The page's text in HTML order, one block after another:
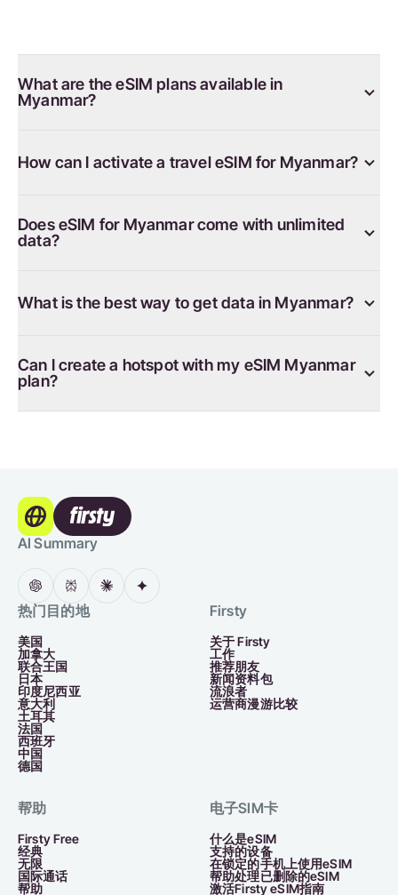
What are the eSIM plans available in
Myanmar?
How can I activate a travel eSIM for Myanmar?
Does eSIM for Myanmar come with unlimited
data?
What is the best way to get data in Myanmar?
Can I create a hotspot with my eSIM Myanmar
plan?
AI Summary
热门目的地
美国
加拿大
联合王国
日本
印度尼西亚
意大利
土耳其
法国
西班牙
中国
德国
Firsty
关于 Firsty
工作
推荐朋友
新闻资料包
流浪者
运营商漫游比较
帮助
Firsty Free
经典
无限
国际通话
帮助
电子SIM卡
什么是eSIM
支持的设备
在锁定的手机上使用eSIM
帮助处理已删除的eSIM
激活Firsty eSIM指南